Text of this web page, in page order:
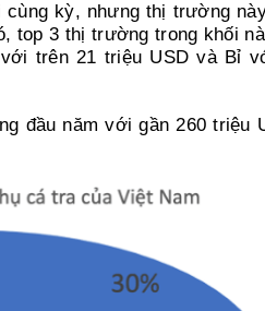
kỳ, nhưng thị trường
top 3 thị trường trong khối
trên 21 triệu USD và Bỉ
đầu năm với gần 260 triệu